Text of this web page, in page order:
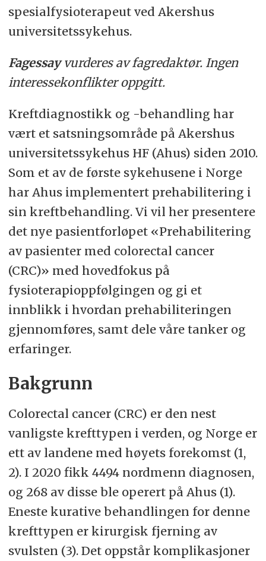
spesialfysioterapeut ved Akershus
universitetssykehus.
Fagessayvurderes av fagredaktør. Ingen
interessekonflikter oppgitt.
Kreftdiagnostikk og -behandling har
vært et satsningsområde på Akershus
universitetssykehus HF (Ahus) siden 2010.
Som et av de første sykehusene i Norge
har Ahus implementert prehabilitering i
sin kreftbehandling. Vi vil her presentere
det nye pasientforløpet «Prehabilitering
av pasienter med colorectal cancer
(CRC)» med hovedfokus på
fysioterapioppfølgingen og gi et
innblikk i hvordan prehabiliteringen
gjennomføres, samt dele våre tanker og
erfaringer.
Bakgrunn
Colorectal cancer (CRC) er den nest
vanligste krefttypen i verden, og Norge er
ett av landene med høyets forekomst (1,
2). I 2020 fikk 4494 nordmenn diagnosen,
og 268 av disse ble operert på Ahus (1).
Eneste kurative behandlingen for denne
krefttypen er kirurgisk fjerning av
svulsten (3). Det oppstår komplikasjoner